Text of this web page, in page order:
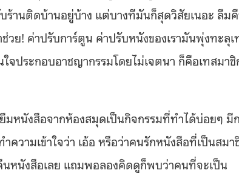
านติดบ้านอยู่บ้าง แต่บางทีมันก็สุดวิสัยเนอะ ลืม
วย! ค่าปรับการ์ตูน ค่าปรับหนังของเรามันพุ่งทะลุเ
จประกอบอาชญากรรมโดยไม่เจตนา ก็คือเทสมาชิ
มหนังสือจากห้องสมุดเป็นกิจกรรมที่ทำได้บ่อยๆ มี
วามเข้าใจว่า เอ้อ หรือว่าคนรักหนังสือที่เป็นสมา
หนังสือเลย แถมพอลองคิดดูก็พบว่าคนที่จะเป็น